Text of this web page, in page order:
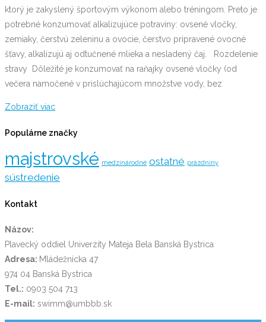
ktorý je zakyslený športovým výkonom alebo tréningom. Preto je
potrebné konzumovať alkalizujúce potraviny: ovsené vločky,
zemiaky, čerstvú zeleninu a ovocie, čerstvo pripravené ovocné
šťavy, alkalizujú aj odtučnené mlieka a nesladený čaj. Rozdelenie
stravy Dôležité je konzumovať na raňajky ovsené vločky (od
večera namočené v prislúchajúcom množstve vody, bez
Zobraziť viac
Populárne značky
majstrovské medzinárodné ostatné prázdniny
sústredenie
Kontakt
Názov:
Plavecký oddiel Univerzity Mateja Bela Banská Bystrica
Adresa: Mládežnícka 47
974 04 Banská Bystrica
Tel.: 0903 504 713
E-mail: swimm@umbbb.sk